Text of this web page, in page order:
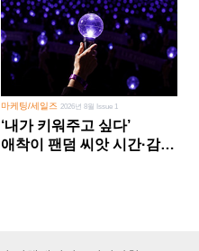
마케팅/세일즈 2026년 8월 Issue 1
‘내가 키워주고 싶다’
애착이 팬덤 씨앗 시간·감정